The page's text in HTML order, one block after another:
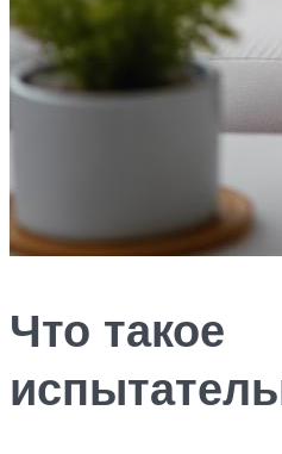
Что такое